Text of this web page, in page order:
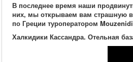
В последнее время наши
них, мы открываем вам страшную
по Греции туроператором
Халкидики Кассандра. Отельная